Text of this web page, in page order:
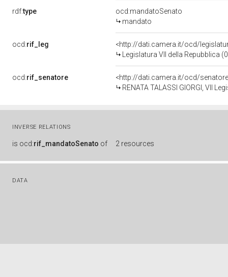
rdf:type
ocd:mandatoSenato
mandato
ocd:rif_leg
<http://dati.camera.it/ocd/
Legislatura VII della Repubblica
ocd:rif_senatore
<http://dati.camera.it/ocd/
RENATA TALASSI GIORGI, VII
INVERSE RELATIONS
is ocd:rif_mandatoSenato of 2 resources
DATA